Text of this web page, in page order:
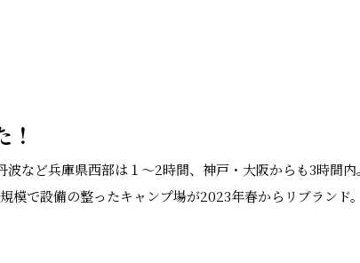
など兵庫県西部は１～2時間、神戸・大阪からも3時間内
模で設備の整ったキャンプ場が2023年春からリブランド。